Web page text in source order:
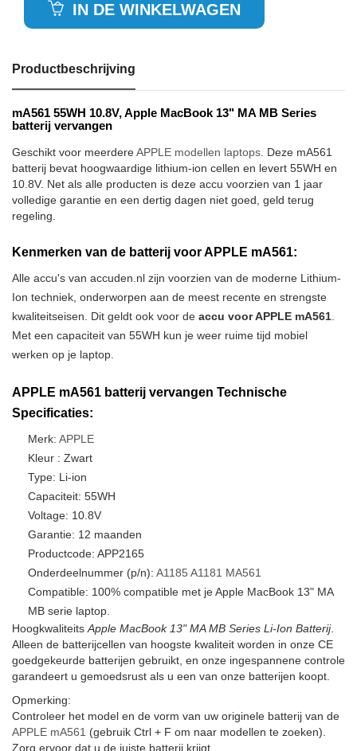
IN DE WINKELWAGEN
Productbeschrijving
mA561 55WH 10.8V, Apple MacBook 13" MA MB Series
batterij vervangen
Geschikt voor meerdereAPPLE modellen laptops . Deze mA561
batterij bevat hoogwaardige lithium-ion cellen en levert 55WH en
10.8V. Net als alle producten is deze accu voorzien van 1 jaar
volledige garantie en een dertig dagen niet goed, geld terug
regeling.
Kenmerken van de batterij voor APPLE mA561:
Alle accu's van accuden.nl zijn voorzien van de moderne Lithium-
Ion techniek, onderworpen aan de meest recente en strengste
kwaliteitseisen. Dit geldt ook voor de accu voor APPLE mA561
Met een capaciteit van 55WH kun je weer ruime tijd mobiel
werken op je laptop.
APPLE mA561 batterij vervangen Technische
Specificaties:
Merk: APPLE
Kleur : Zwart
Type: Li-ion
Capaciteit: 55WH
Voltage: 10.8V
Garantie: 12 maanden
Productcode: APP2165
Onderdeelnummer (p/n): A1185 A1181 MA561
Compatible: 100% compatible met je Apple MacBook 13" MA
MB serie laptop.
Hoogkwaliteits Apple MacBook 13" MA MB Series Li-Ion Batterij.
Alleen de batterijcellen van hoogste kwaliteit worden in onze CE
goedgekeurde batterijen gebruikt, en onze ingespannene controle
garandeert u gemoedsrust als u een van onze batterijen koopt.
Opmerking:
Controleer het model en de vorm van uw originele batterij van de
APPLE mA561 (gebruik Ctrl + F om naar modellen te zoeken).
Zorg ervoor dat u de juiste batterij krijgt.